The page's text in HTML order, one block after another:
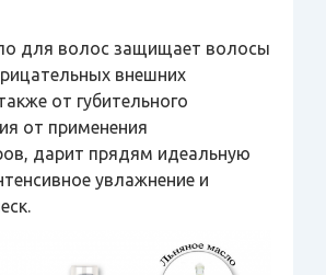
для волос защищает волосы
внешних
от губительного
от применения
дарит прядям идеальную
увлажнение и